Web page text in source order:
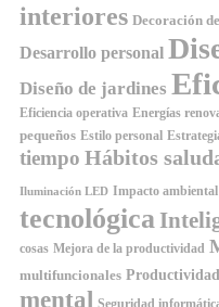
interiores Decoración
Desarrollo personal
Diseño de jardines
Eficiencia operativa Energías
pequeños Estilo personal
tiempo Hábitos
Iluminación LED Impacto ambiental
tecnológica
cosas Mejora de la productividad
multifuncionales
mental